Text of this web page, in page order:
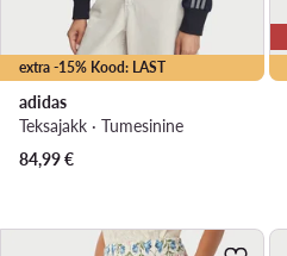
extra -15% Kood: LAST
adidas
Teksajakk · Tumesinine
84,99€